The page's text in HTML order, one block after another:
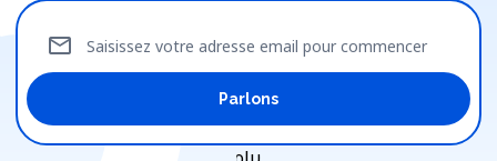
Saisissez votre adresse email pour commencer
mail
Parlons